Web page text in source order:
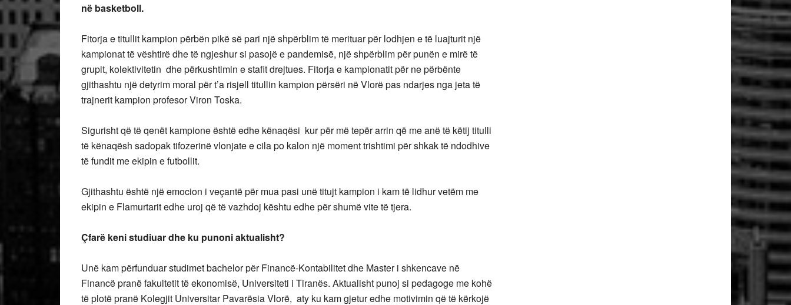
në basketboll.
Fitorja e titullit kampion përbën pikë së pari një shpërblim të merituar për lodhjen e të luajturit një
kampionat të vështirë dhe të ngjeshur si pasojë e pandemisë, një shpërblim për punën e mirë të
grupit, kolektivitetin dhe përkushtimin e stafit drejtues. Fitorja e kampionatit për ne përbënte
gjithashtu një detyrim moral për t’a risjell titullin kampion përsëri në Vlorë pas ndarjes nga jeta të
trajnerit kampion profesor Viron Toska.
Sigurisht që të qenët kampione është edhe kënaqësi kur për më tepër arrin që me anë të këtij titulli
të kënaqësh sadopak tifozerinë vlonjate e cila po kalon një moment trishtimi për shkak të ndodhive
të fundit me ekipin e futbollit.
Gjithashtu është një emocion i veçantë për mua pasi unë titujt kampion i kam të lidhur vetëm me
ekipin e Flamurtarit edhe uroj që të vazhdoj kështu edhe për shumë vite të tjera.
Çfarë keni studiuar dhe ku punoni aktualisht?
Unë kam përfunduar studimet bachelor për Financë-Kontabilitet dhe Master i shkencave në
Financë pranë fakultetit të ekonomisë, Universiteti i Tiranës. Aktualisht punoj si pedagoge me kohë
të plotë pranë Kolegjit Universitar Pavarësia Vlorë, aty ku kam gjetur edhe motivimin që të kërkojë